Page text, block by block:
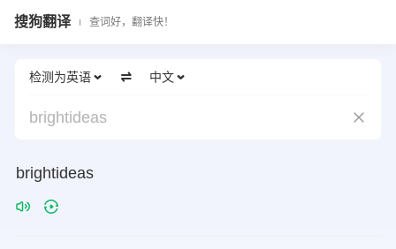
搜狗翻译 查词好，翻译快！
检测为英语 中文
brightideas
brightideas